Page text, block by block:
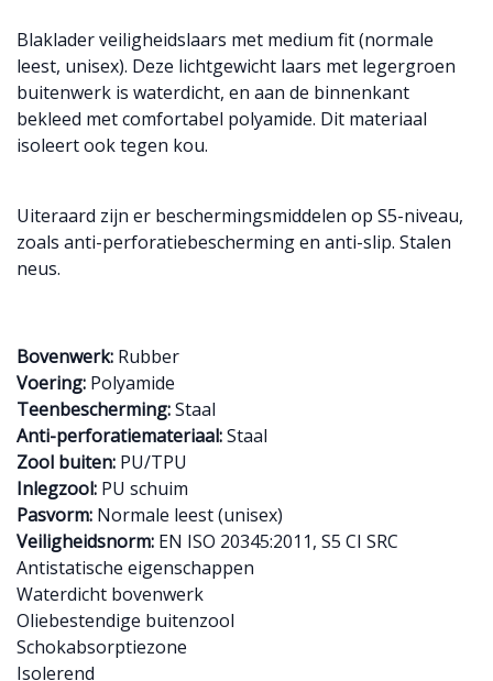
Blaklader veiligheidslaars met medium fit (normale
leest, unisex). Deze lichtgewicht laars met legergroen
buitenwerk is waterdicht, en aan de binnenkant
bekleed met comfortabel polyamide. Dit materiaal
isoleert ook tegen kou.
Uiteraard zijn er beschermingsmiddelen op S5-niveau,
zoals anti-perforatiebescherming en anti-slip. Stalen
neus.
Bovenwerk: Rubber
Voering: Polyamide
Teenbescherming:Staal
Anti-perforatiemateriaal:Staal
Zool buiten: PU/TPU
Inlegzool: PU schuim
Pasvorm: Normale leest (unisex)
Veiligheidsnorm: EN ISO 20345:2011, S5 CI SRC
Antistatische eigenschappen
Waterdicht bovenwerk
Oliebestendige buitenzool
Schokabsorptiezone
Isolerend